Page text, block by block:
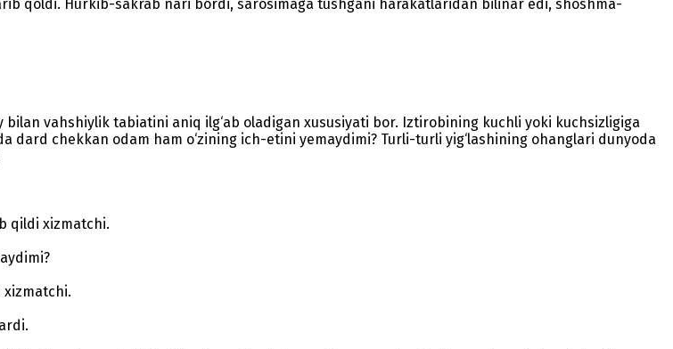
qoldi. Hurkib-sakrab nari bordi, sarosimaga tushgani harakatlaridan bilinar edi, shoshma-
vahshiylik tabiatini aniq ilg‘ab oladigan xususiyati bor. Iztirobining kuchli yoki kuchsizligiga
dard chekkan odam ham o‘zining ich-etini yemaydimi? Turli-turli yig‘lashining ohanglari dunyoda
qildi xizmatchi.
xizmatchi.